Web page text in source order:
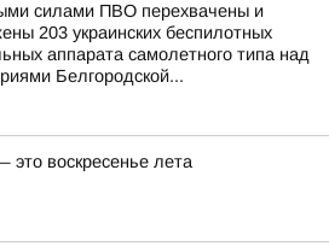
силами ПВО перехвачены и
203 украинских беспилотных
аппарата самолетного типа над
Белгородской...
это воскресенье лета